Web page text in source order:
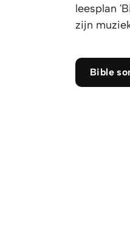
leesplan
zijn
Bible